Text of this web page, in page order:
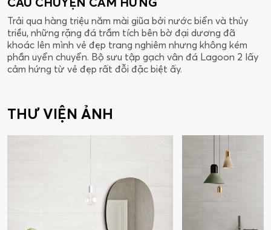
Trải qua hàng triệu năm mài giũa bởi nước biển và thủy
triều, những rặng đá trầm tích bên bờ đại dương đã
khoác lên mình vẻ đẹp trang nghiêm nhưng không kém
phần uyển chuyển. Bộ sưu tập gạch vân đá Lagoon 2 lấy
cảm hứng từ vẻ đẹp rất đỗi đặc biệt ấy.
THƯ VIỆN ẢNH